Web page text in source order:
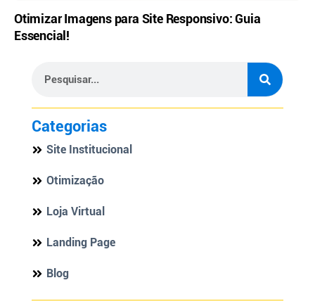
Otimizar Imagens para Site Responsivo: Guia
Essencial!
Categorias
Site Institucional
Otimização
Loja Virtual
Landing Page
Blog